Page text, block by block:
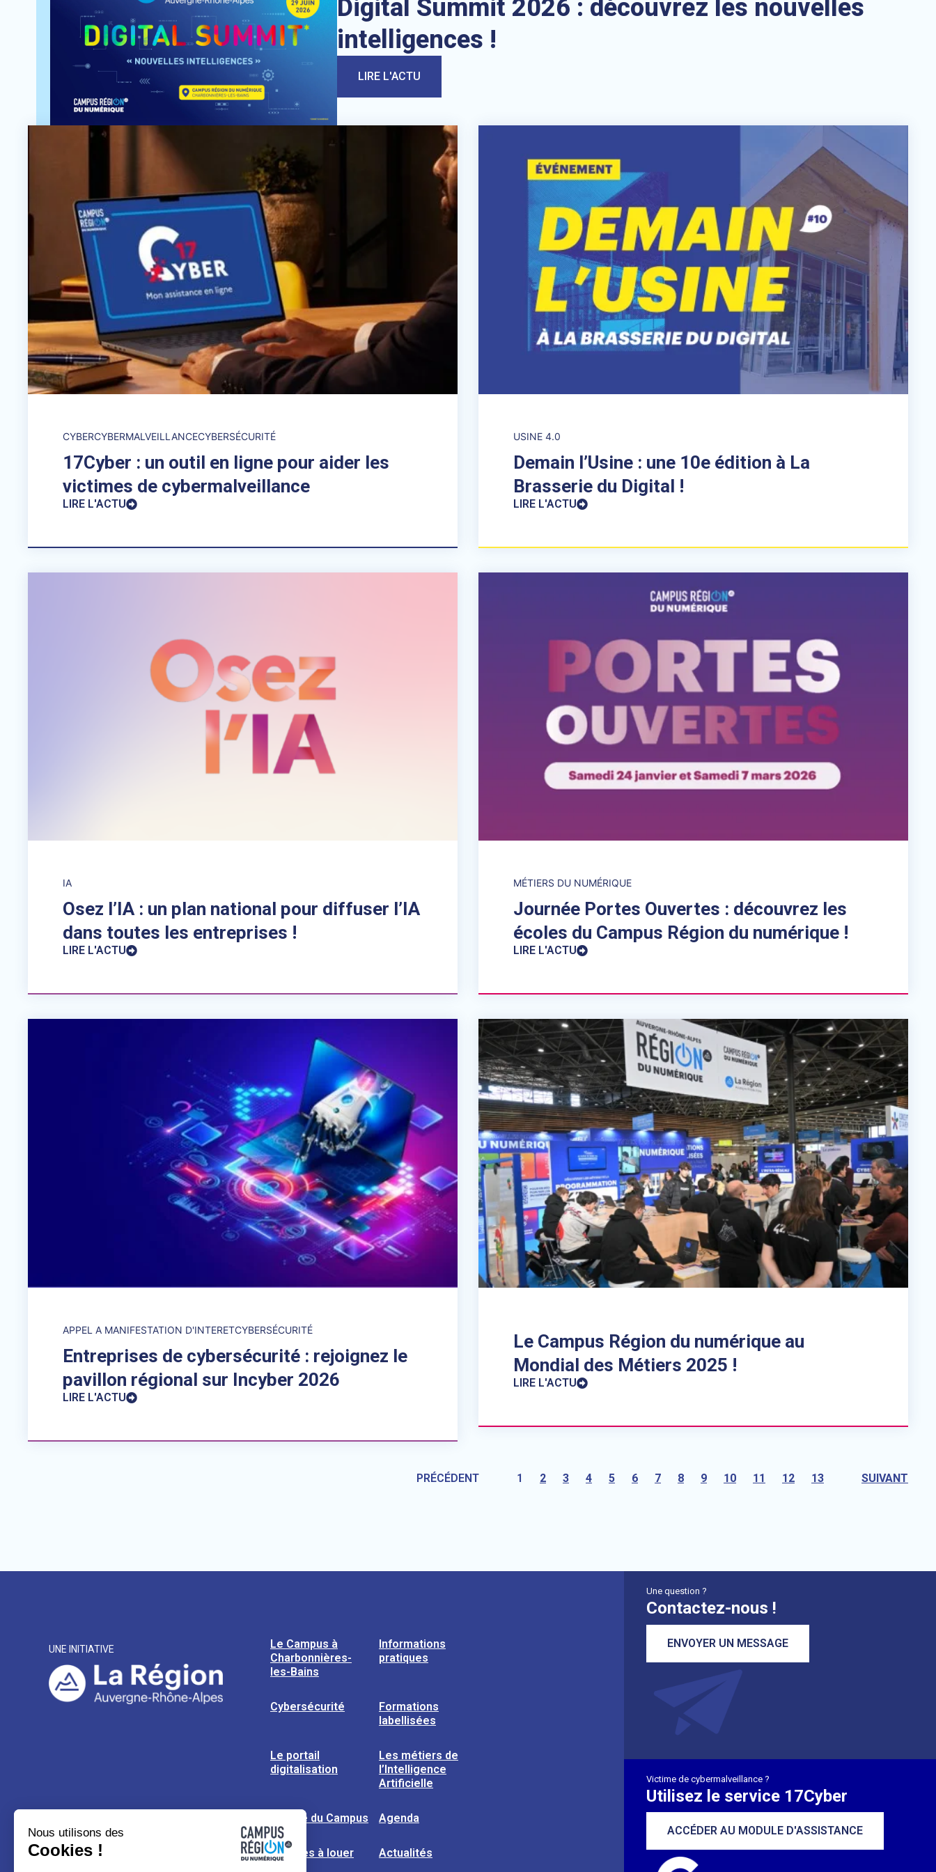
Digital Summit 2026 : découvrez les nouvelles
intelligences !
LIRE L'ACTU
CYBERCYBERMALVEILLANCECYBERSÉCURITÉ
17Cyber : un outil en ligne pour aider les
victimes de cybermalveillance
LIRE L'ACTU
USINE 4.0
Demain l’Usine : une 10e édition à La
Brasserie du Digital !
LIRE L'ACTU
IA
Osez l’IA : un plan national pour diffuser l’IA
dans toutes les entreprises !
LIRE L'ACTU
MÉTIERS DU NUMÉRIQUE
Journée Portes Ouvertes : découvrez les
écoles du Campus Région du numérique !
LIRE L'ACTU
APPEL A MANIFESTATION D'INTERETCYBERSÉCURITÉ
Entreprises de cybersécurité : rejoignez le
pavillon régional sur Incyber 2026
LIRE L'ACTU
Le Campus Région du numérique au
Mondial des Métiers 2025 !
LIRE L'ACTU
PRÉCÉDENT 1 2 3 4 5 6 7 8 9 10 11 12 13 SUIVANT
UNE INITIATIVE
Le Campus à
Charbonnières-
les-Bains
Informations
pratiques
Cybersécurité
Formations
labellisées
Le portail
digitalisation
Les métiers de
l’Intelligence
Artificielle
L’usine du Campus Agenda
Espaces à louer Actualités
Une question ?
Contactez-nous !
ENVOYER UN MESSAGE
Victime de cybermalveillance ?
Utilisez le service 17Cyber
ACCÉDER AU MODULE D'ASSISTANCE
Nous utilisons des
Cookies !